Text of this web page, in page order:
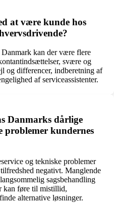
at være kunde hos
kan der være flere
svære og
og differencer, indberetning af
af serviceassistenter.
Danmarks dårlige
problemer kundernes
og tekniske problemer
negativt. Manglende
sagsbehandling
kan føre til mistillid,
alternative løsninger.